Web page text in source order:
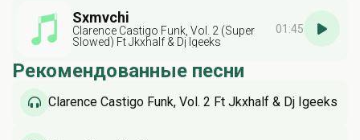
Sxmvchi
Clarence Castigo Funk, Vol. 2 (Super
Slowed) Ft Jkxhalf & Dj Igeeks
01:45
Рекомендованные песни
Clarence Castigo Funk, Vol. 2 Ft Jkxhalf & Dj Igeeks